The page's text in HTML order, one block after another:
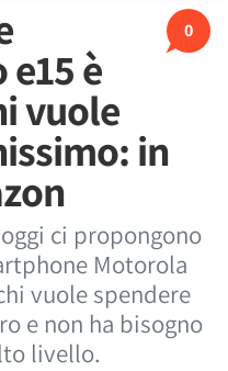
0
è
vuole
in
ci propongono
Motorola
vuole spendere
e non ha bisogno
livello.